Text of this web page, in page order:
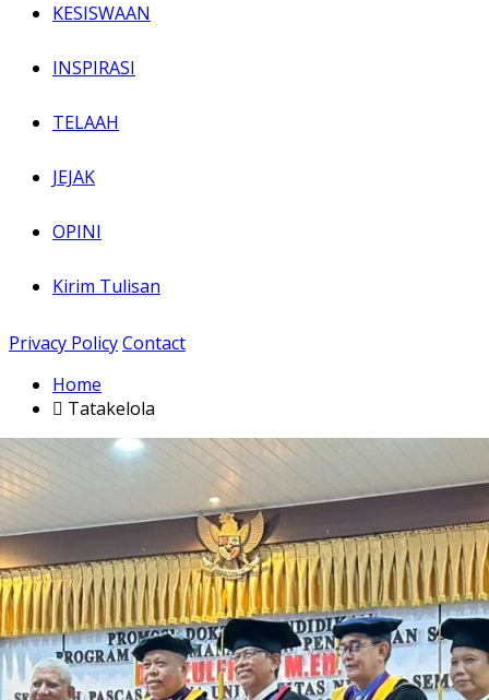
KESISWAAN
INSPIRASI
TELAAH
JEJAK
OPINI
Kirim Tulisan
Privacy PolicyContact
Home
Tatakelola